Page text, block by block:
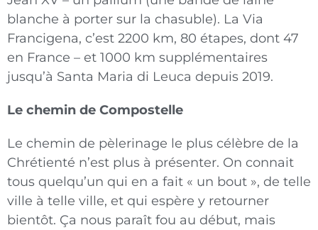
blanche à porter sur la chasuble). La Via
Francigena, c’est 2200 km, 80 étapes, dont 47
en France – et 1000 km supplémentaires
jusqu’à Santa Maria di Leuca depuis 2019.
Le chemin de Compostelle
Le chemin de pèlerinage le plus célèbre de la
Chrétienté n’est plus à présenter. On connait
tous quelqu’un qui en a fait « un bout », de telle
ville à telle ville, et qui espère y retourner
bientôt. Ça nous paraît fou au début, mais